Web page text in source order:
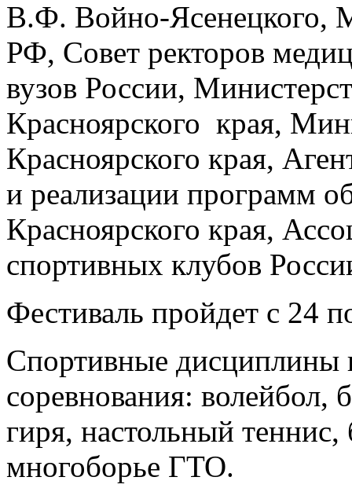
В.Ф. Войно-Ясенецкого,
РФ, Совет ректоров
вузов России,
Красноярского края,
Красноярского края,
и реализации программ
Красноярского края,
спортивных клубов
Фестиваль пройдет с 24
Спортивные дисциплины
соревнования: волейбол,
гиря, настольный
многоборье ГТО.